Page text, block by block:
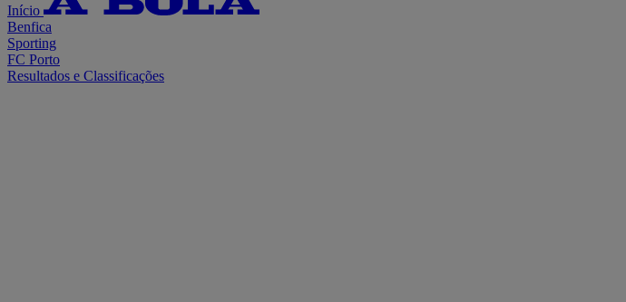
Início
Benfica
Sporting
FC Porto
Resultados e Classificações